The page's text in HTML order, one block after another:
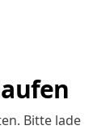
Bitte lade